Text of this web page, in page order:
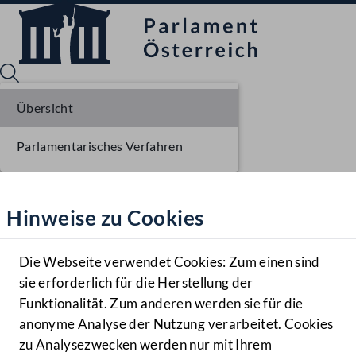
Hilfe
Benutzer
Navigationsmenü öffnen
MENÜ
Hinweise zu Cookies
Die Webseite verwendet Cookies: Zum einen sind
sie erforderlich für die Herstellung der
Funktionalität. Zum anderen werden sie für die
anonyme Analyse der Nutzung verarbeitet. Cookies
zu Analysezwecken werden nur mit Ihrem
Übersicht
Parlamentarisches Verfahren